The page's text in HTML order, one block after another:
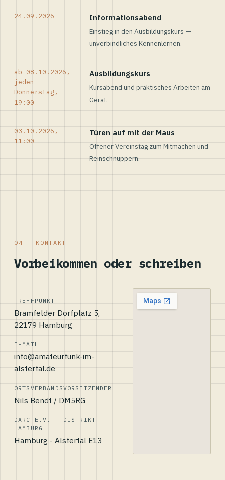
24.09.2026 Informationsabend
Einstieg in den Ausbildungskurs —
unverbindliches Kennenlernen.
ab 08.10.2026,
jeden
Donnerstag,
19:00
Ausbildungskurs
Kursabend und praktisches Arbeiten am
Gerät.
03.10.2026,
11:00
Türen auf mit der Maus
Offener Vereinstag zum Mitmachen und
Reinschnuppern.
04 — KONTAKT
Vorbeikommen oder schreiben
TREFFPUNKT
Bramfelder Dorfplatz 5,
22179 Hamburg
E-MAIL
info@amateurfunk-im-
alstertal.de
ORTSVERBANDSVORSITZENDER
Nils Bendt / DM5RG
DARC E.V. - DISTRIKT
HAMBURG
Hamburg - Alstertal E13